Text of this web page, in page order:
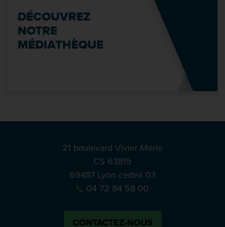
DÉCOUVREZ
NOTRE
MÉDIATHÈQUE
21 boulevard Vivier Merle
CS 63815
69487 Lyon cedex 03
04 72 84 58 00
CONTACTEZ-NOUS